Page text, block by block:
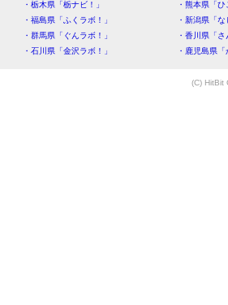
・栃木県「栃ナビ！」
・熊本県「
・福島県「ふくラボ！」
・新潟県「
・群馬県「ぐんラボ！」
・香川県「
・石川県「金沢ラボ！」
・鹿児島県
(C) HitBit